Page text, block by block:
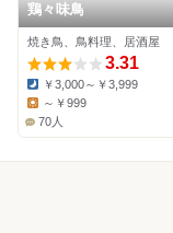
鶏々味鳥
焼き鳥、鳥料理、居酒屋
3.31
Dinner:
￥3,000～￥3,999
Lunch:
～￥999
70人